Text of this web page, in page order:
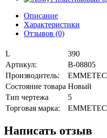
Описание
Характеристики
Отзывов (0)
L
390
Артикул:
B-08805
Производитель:
EMMETEC
Состояние товара Новый
Тип чертежа
5
Торговая марка:
EMMETEC
Написать отзыв